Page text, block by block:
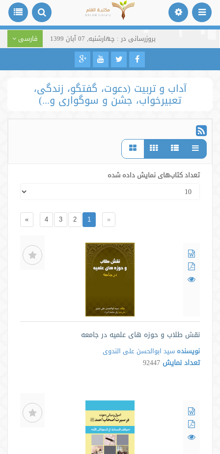
بروزرسانی در : چهارشنبه, 07 آبان 1399 فارسی
آداب و تربیت (دعوت، گفتگو، زندگی،
تعبیرخواب، جشن و سوگواری و...)
تعداد کتاب‌های نمایش داده شده
«
1
2
3
4
»
نقش طلاب و حوزه های علمیه در جامعه
نویسنده سید ابوالحسن علی الندوی
تعداد نمایش 92447